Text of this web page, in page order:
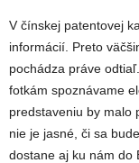
V čínskej patentovej
informácií. Preto
pochádza práve
fotkám spoznávame
predstaveniu by malo
nie je jasné, či sa
dostane aj ku nám do